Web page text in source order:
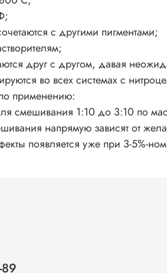
с другими пигментами;
друг с другом, давая
во всех системах с
применению:
смешивания 1:10 до 3:10 по
напрямую зависят от
появляется уже при 3-5%-